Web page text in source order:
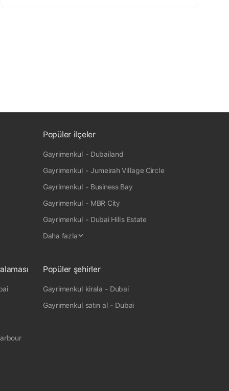
Popüler ilçeler
Gayrimenkul - Dubailand
Gayrimenkul - Jumeirah Village Circle
Gayrimenkul - Business Bay
Gayrimenkul - MBR City
Gayrimenkul - Dubai Hills Estate
Daha fazla
Popüler şehirler
Gayrimenkul kirala - Dubai
Gayrimenkul satın al - Dubai